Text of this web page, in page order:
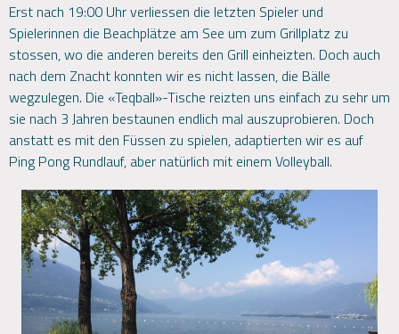
Erst nach 19:00 Uhr verliessen die letzten Spieler und
Spielerinnen die Beachplätze am See um zum Grillplatz zu
stossen, wo die anderen bereits den Grill einheizten. Doch auch
nach dem Znacht konnten wir es nicht lassen, die Bälle
wegzulegen. Die «Teqball»-Tische reizten uns einfach zu sehr um
sie nach 3 Jahren bestaunen endlich mal auszuprobieren. Doch
anstatt es mit den Füssen zu spielen, adaptierten wir es auf
Ping Pong Rundlauf, aber natürlich mit einem Volleyball.